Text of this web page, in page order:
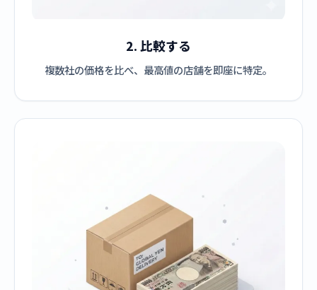
2. 比較する
複数社の価格を比べ、最高値の店舗を即座に特定。